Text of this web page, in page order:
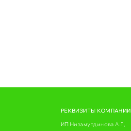
РЕКВИЗИТЫ КОМПАНИИ
ИП Низамутдинова А.Г,